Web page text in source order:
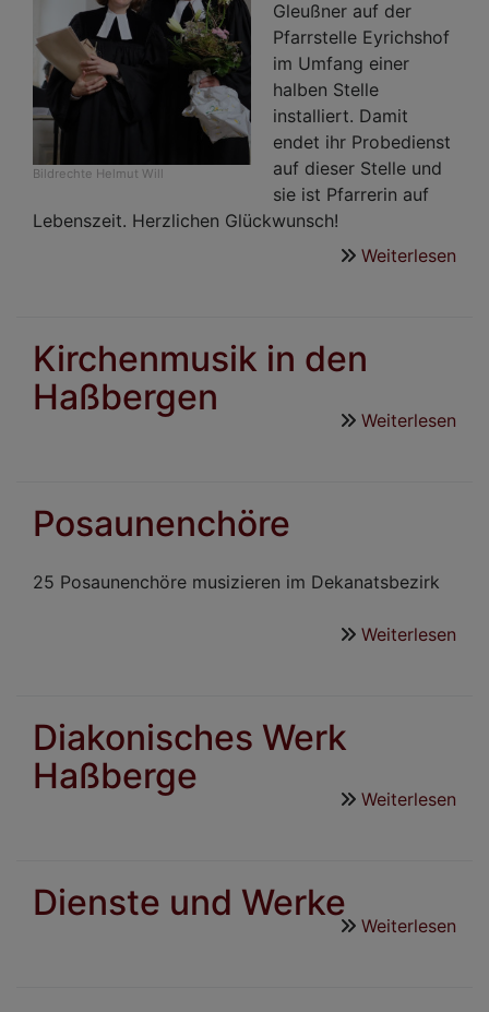
Bildrechte Helmut Will
Gleußner auf der
Pfarrstelle Eyrichshof
im Umfang einer
halben Stelle
installiert. Damit
endet ihr Probedienst
auf dieser Stelle und
sie ist Pfarrerin auf
Lebenszeit. Herzlichen Glückwunsch!
Weiterlesen
Kirchenmusik in den
Haßbergen
Weiterlesen
Posaunenchöre
25 Posaunenchöre musizieren im Dekanatsbezirk
Weiterlesen
Diakonisches Werk
Haßberge
Weiterlesen
Dienste und Werke
Weiterlesen